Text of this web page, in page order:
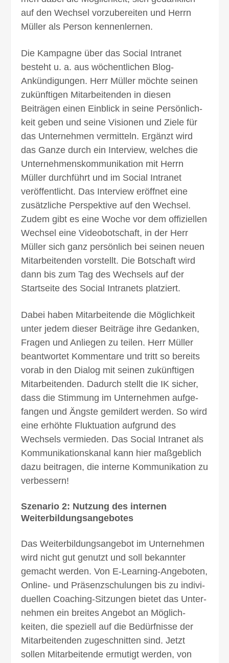
auf den Wechsel vorzu­bereiten und Herrn
Müller als Person kennen­lernen.
Die Kampagne über das Social Intranet
besteht u. a. aus wöchent­lichen Blog-
Ankündigungen. Herr Müller möchte seinen
zukünftigen Mitarbeitenden in diesen
Beiträgen einen Einblick in seine Persönlich­
keit geben und seine Visionen und Ziele für
das Unternehmen vermitteln. Ergänzt wird
das Ganze durch ein Interview, welches die
Unternehmens­kommunikation mit Herrn
Müller durch­führt und im Social Intranet
veröffent­licht. Das Interview eröffnet eine
zusätz­liche Perspektive auf den Wechsel.
Zudem gibt es eine Woche vor dem offi­ziellen
Wechsel eine Video­botschaft, in der Herr
Müller sich ganz persön­lich bei seinen neuen
Mitarbei­tenden vorstellt. Die Botschaft wird
dann bis zum Tag des Wechsels auf der
Start­seite des Social Intranets platziert.
Dabei haben Mitarbeitende die Möglichkeit
unter jedem dieser Beiträge ihre Gedanken,
Fragen und An­liegen zu teilen. Herr Müller
beantwortet Kommen­tare und tritt so bereits
vorab in den Dialog mit seinen zukünf­tigen
Mitarbei­tenden. Dadurch stellt die IK sicher,
dass die Stimmung im Unternehmen aufge­
fangen und Ängste ge­mildert werden. So wird
eine erhöhte Fluk­tuation aufgrund des
Wechsels vermieden. Das Social Intranet als
Kommunikations­kanal kann hier maß­geblich
dazu bei­tragen, die interne Kommunikation zu
verbessern!
Szenario 2: Nutzung des internen
Weiterbildungsangebotes
Das Weiterbildungs­angebot im Unternehmen
wird nicht gut genutzt und soll bekannter
gemacht werden. Von E-Learning-Ange­boten,
Online- und Prä­senz­schulungen bis zu indivi­
duellen Coaching-Sitzungen bietet das Unter­
nehmen ein breites Angebot an Möglich­
keiten, die speziell auf die Bedürf­nisse der
Mitarbeitenden zuge­schnitten sind. Jetzt
sollen Mitarbeitende er­mutigt werden, von